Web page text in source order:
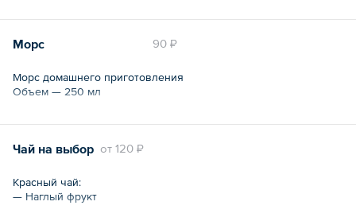
90 ₽
Морс
Морс домашнего приготовления
Объем — 250 мл
oт 120 ₽
Чай на выбор
Красный чай:
— Наглый фрукт